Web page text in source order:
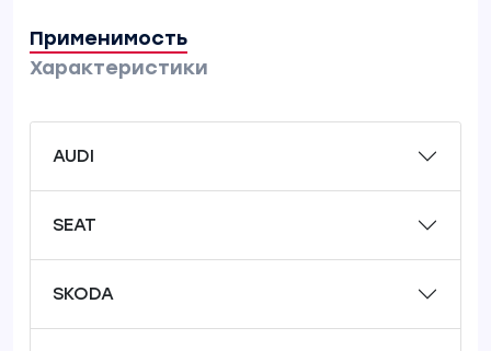
Применимость
Характеристики
AUDI
SEAT
SKODA